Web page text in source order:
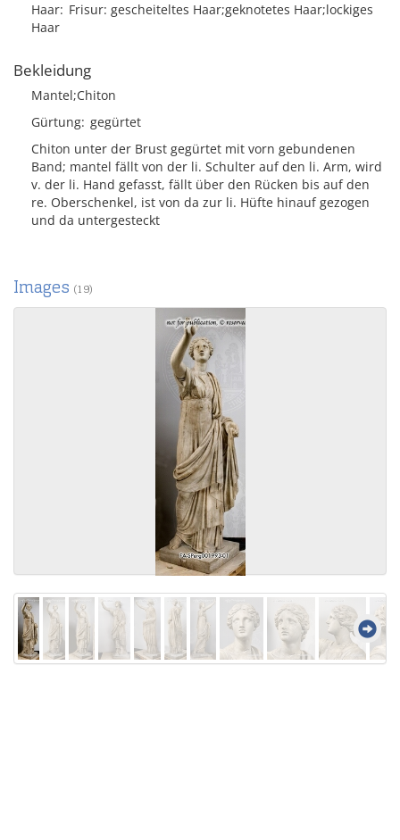
Haar Frisur gescheiteltes Haar;geknotetes Haar;lockiges
Haar
Bekleidung
Mantel;Chiton
Gürtung gegürtet
Chiton unter der Brust gegürtet mit vorn gebundenen
Band; mantel fällt von der li. Schulter auf den li. Arm, wird
v. der li. Hand gefasst, fällt über den Rücken bis auf den
re. Oberschenkel, ist von da zur li. Hüfte hinauf gezogen
und da untergesteckt
Images (19)